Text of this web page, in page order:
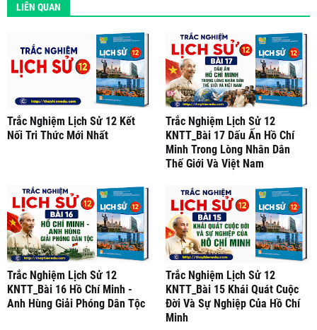
LIÊN QUAN
Trắc Nghiệm Lịch Sử 12 Kết
Nối Tri Thức Mới Nhất
Trắc Nghiệm Lịch Sử 12
KNTT_Bài 17 Dấu Ấn Hồ Chí
Minh Trong Lòng Nhân Dân
Thế Giới Và Việt Nam
Trắc Nghiệm Lịch Sử 12
KNTT_Bài 16 Hồ Chí Minh -
Anh Hùng Giải Phóng Dân Tộc
Trắc Nghiệm Lịch Sử 12
KNTT_Bài 15 Khái Quát Cuộc
Đời Và Sự Nghiệp Của Hồ Chí
Minh